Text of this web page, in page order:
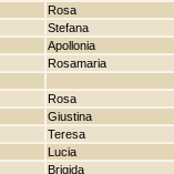
Rosa
Stefana
Apollonia
Rosamaria
Rosa
Giustina
Teresa
Lucia
Brigida